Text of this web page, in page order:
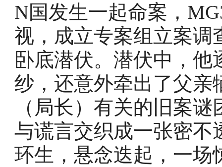
N国发生一起命案，
视，成立专案组立案调
卧底潜伏。潜伏中，
纱，还意外牵出了父亲
（局长）有关的旧案
与谎言交织成一张密不
环生，悬念迭起，一场